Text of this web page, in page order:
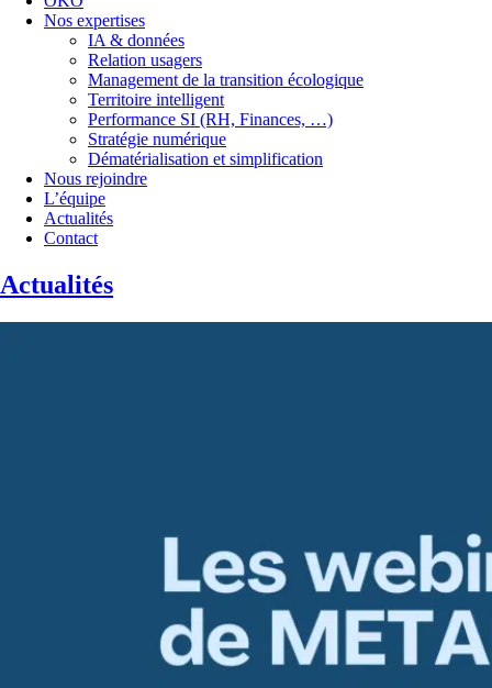
Nos expertises
IA & données
Relation usagers
Management de la transition écologique
Territoire intelligent
Performance SI (RH, Finances, …)
Stratégie numérique
Dématérialisation et simplification
Nous rejoindre
L’équipe
Actualités
Contact
Actualités